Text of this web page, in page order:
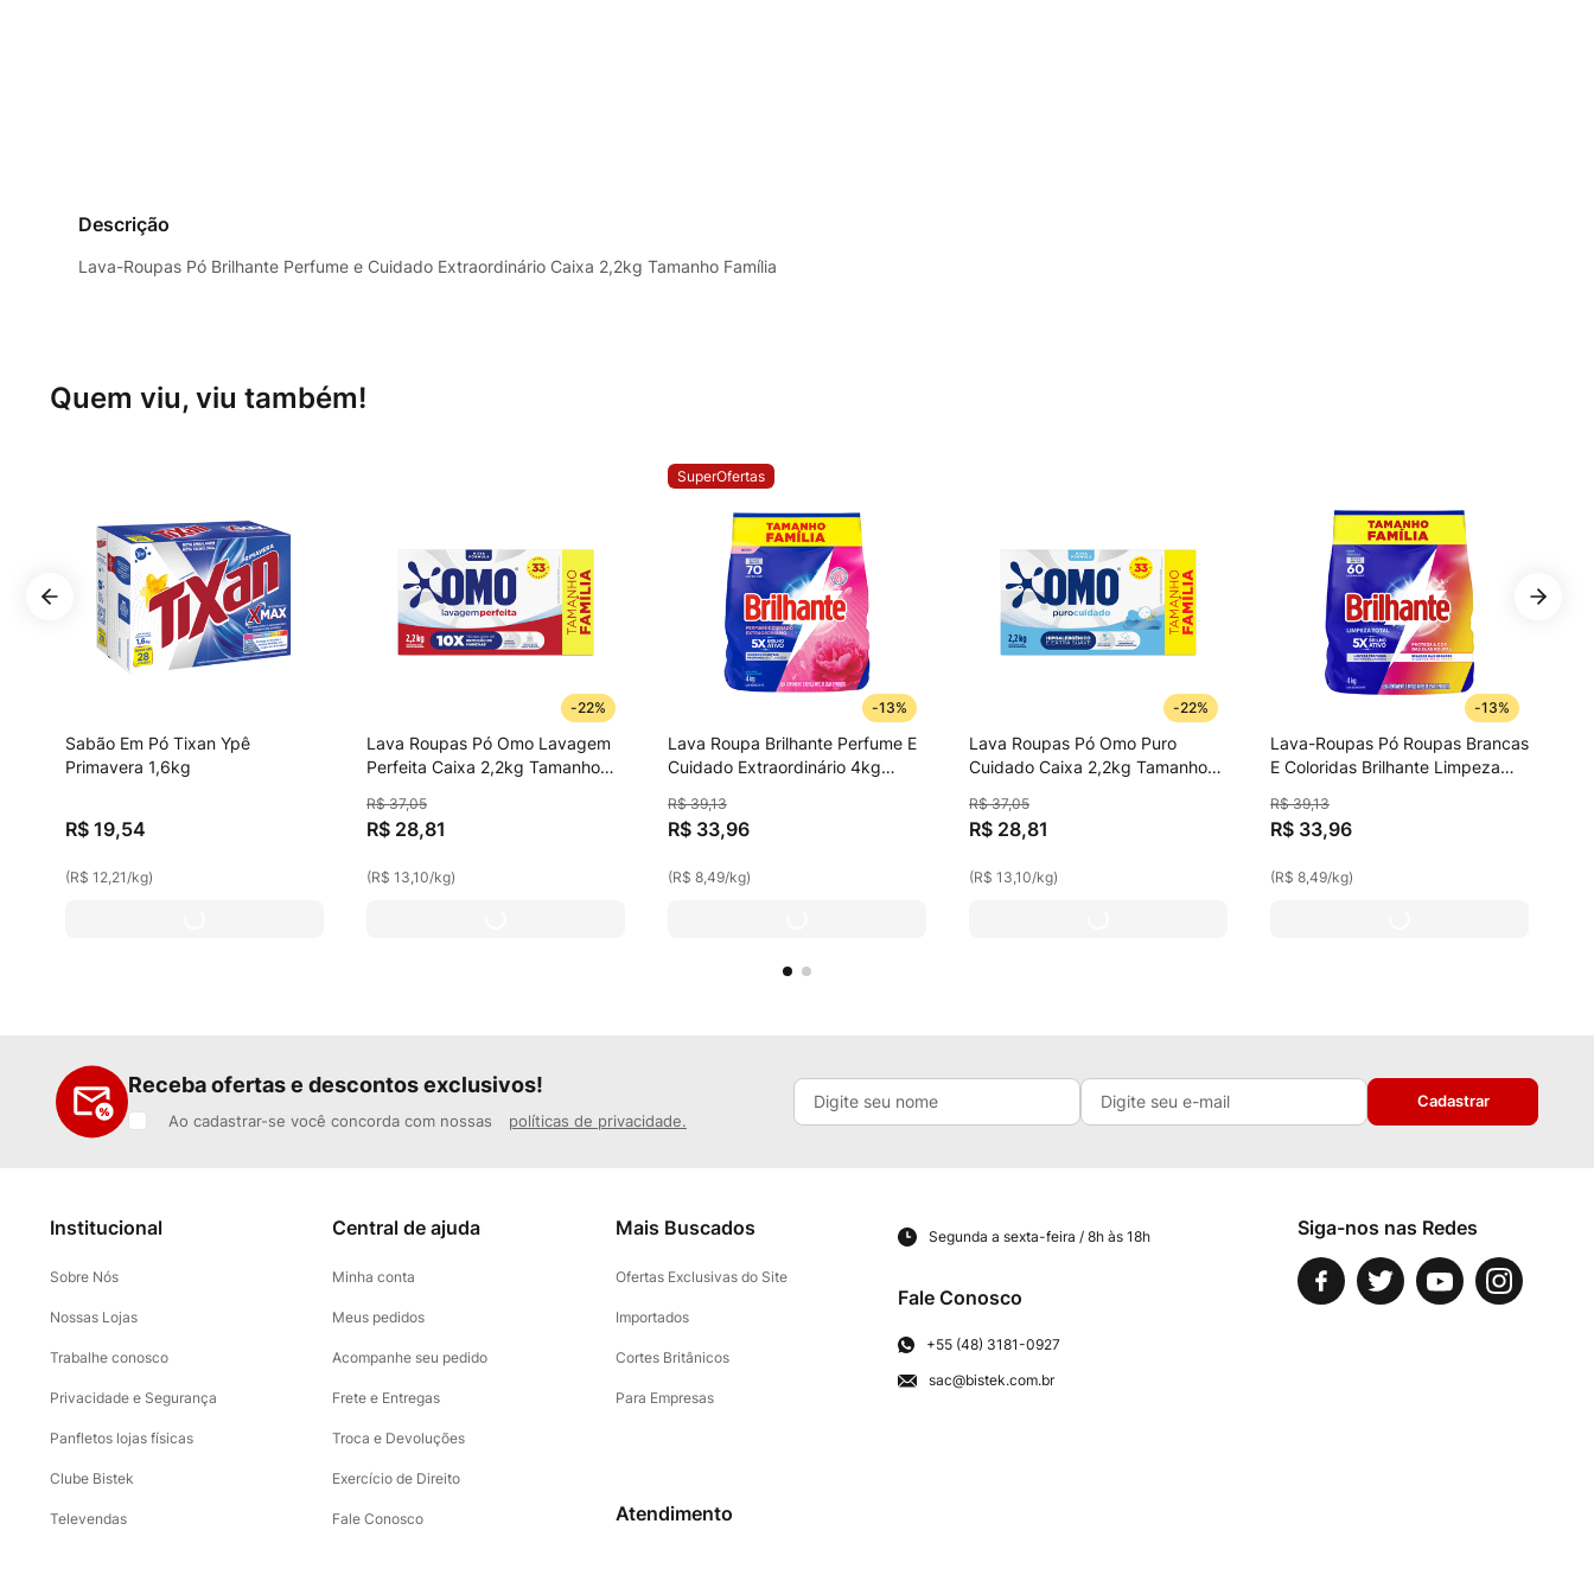
Descrição
Lava-Roupas Pó Brilhante Perfume e Cuidado Extraordinário Caixa 2,2kg Tamanho Família
Quem viu, viu também!
Sabão Em Pó Tixan Ypê
Primavera 1,6kg
R$ 19,54
(R$ 12,21/kg)
-22%
Lava Roupas Pó Omo Lavagem
Perfeita Caixa 2,2kg Tamanho
R$ 37,05
R$ 28,81
(R$ 13,10/kg)
SuperOfertas
-13%
Lava Roupa Brilhante Perfume E
Cuidado Extraordinário 4kg
R$ 39,13
R$ 33,96
(R$ 8,49/kg)
-22%
Lava Roupas Pó Omo Puro
Cuidado Caixa 2,2kg Tamanho
R$ 37,05
R$ 28,81
(R$ 13,10/kg)
-13%
Lava-Roupas Pó Roupas Brancas
E Coloridas Brilhante Limpeza
Família
R$ 39,13
R$ 33,96
(R$ 8,49/kg)
Receba ofertas e descontos exclusivos!
Ao cadastrar-se você concorda com nossas políticas de privacidade.
Cadastrar
Institucional
Sobre Nós
Nossas Lojas
Trabalhe conosco
Privacidade e Segurança
Panfletos lojas físicas
Clube Bistek
Televendas
Central de ajuda
Minha conta
Meus pedidos
Acompanhe seu pedido
Frete e Entregas
Troca e Devoluções
Exercício de Direito
Fale Conosco
Mais Buscados
Ofertas Exclusivas do Site
Importados
Cortes Britânicos
Para Empresas
Atendimento
Segunda a sexta-feira / 8h às 18h
Fale Conosco
+55 (48) 3181-0927
sac@bistek.com.br
Siga-nos nas Redes